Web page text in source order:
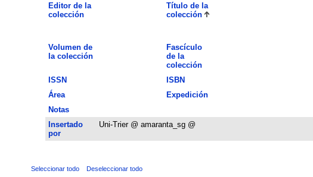
Editor de la
colección
Título de la
colección
Volumen de
la colección
Fascículo
de la
colección
ISSN ISBN
Área
Expedición
Notas
Insertado
por
Uni-Trier @ amaranta_sg @
Seleccionar todo Deseleccionar todo